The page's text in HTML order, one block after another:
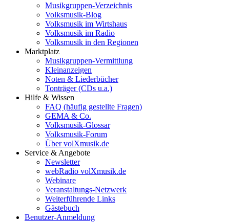
Musikgruppen-Verzeichnis
Volksmusik-Blog
Volksmusik im Wirtshaus
Volksmusik im Radio
Volksmusik in den Regionen
Marktplatz
Musikgruppen-Vermittlung
Kleinanzeigen
Noten & Liederbücher
Tonträger (CDs u.a.)
Hilfe & Wissen
FAQ (häufig gestellte Fragen)
GEMA & Co.
Volksmusik-Glossar
Volksmusik-Forum
Über volXmusik.de
Service & Angebote
Newsletter
webRadio volXmusik.de
Webinare
Veranstaltungs-Netzwerk
Weiterführende Links
Gästebuch
Benutzer-Anmeldung